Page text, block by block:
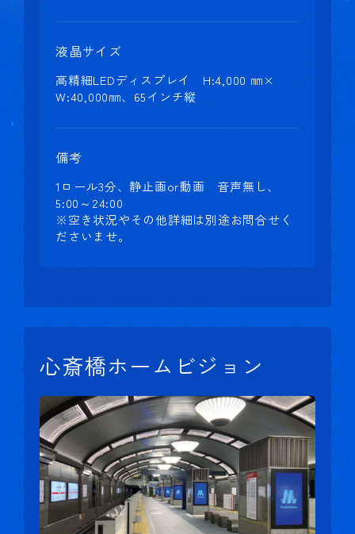
液晶サイズ
高精細LEDディスプレイ H:4,000 ㎜×
W:40,000㎜、65インチ縦
備考
1ロール3分、静止画or動画 音声無し、
5:00～24:00
※空き状況やその他詳細は別途お問合せく
ださいませ。
心斎橋ホームビジョン